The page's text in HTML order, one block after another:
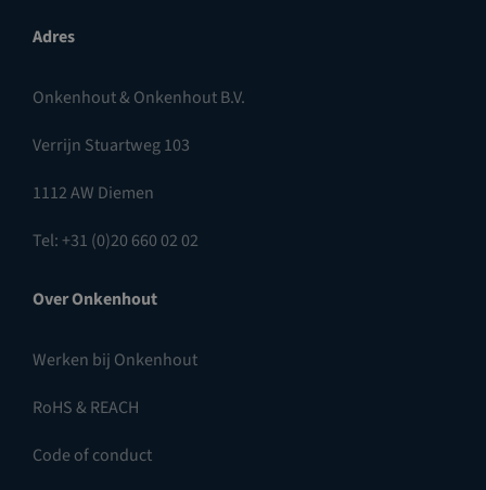
Adres
Onkenhout & Onkenhout B.V.
Verrijn Stuartweg 103
1112 AW Diemen
Tel: +31 (0)20 660 02 02
Over Onkenhout
Werken bij Onkenhout
RoHS & REACH
Code of conduct